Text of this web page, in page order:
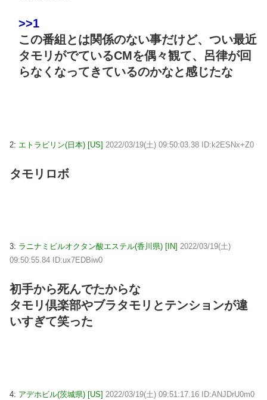
>>1
この番組とは関係のない事だけど、つい最近
タモリがでているCMを偶々観て、呂律が回
らなくなってきているのかなと感じたな
2: エトラビリン(日本) [US] 2022/03/19(土) 09:50:03.38 ID:k2ESNx+Z0
タモリロボ
3: ラニナミビルオクタン酸エステル(香川県) [IN] 2022/03/19(土)
09:50:55.84 ID:ux7EDBiw0
初手から死んでたからな
タモリ倶楽部やブラタモリとテンションが違
いすぎて笑った
4: アデホビル(茨城県) [US] 2022/03/19(土) 09:51:17.16 ID:ANJDrU0m0